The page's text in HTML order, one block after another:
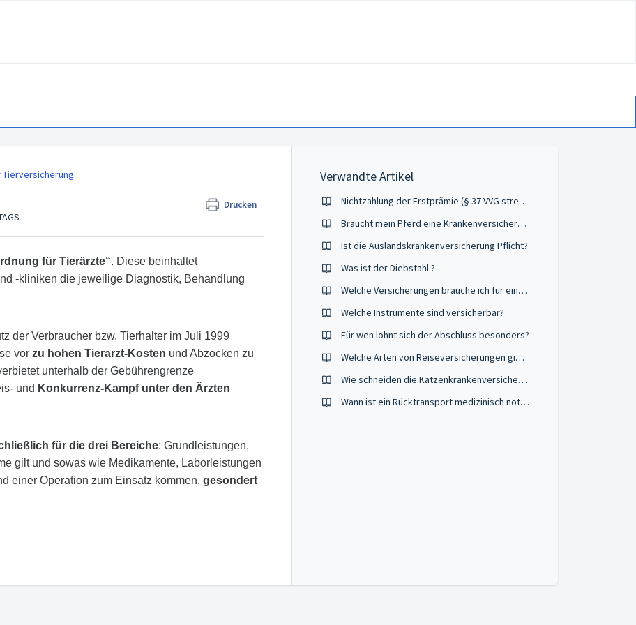
Drucken
für Tierärzte“. Diese beinhaltet
-kliniken die jeweilige Diagnostik, Behandlung
der Verbraucher bzw. Tierhalter im Juli 1999
vor zu hohen Tierarzt-Kosten und Abzocken zu
unterhalb der Gebührengrenze
und Konkurrenz-Kampf unter den Ärzten
für die drei Bereiche: Grundleistungen,
gilt und sowas wie Medikamente, Laborleistungen
einer Operation zum Einsatz kommen, gesondert
Verwandte Artikel
Nichtzahlung der Erstprämie (§ 37 VVG strenge Einlösungsklausel)
Braucht mein Pferd eine Krankenversicherung?
Ist die Auslandskrankenversicherung Pflicht?
Was ist der Diebstahl ?
Welche Versicherungen brauche ich für einen Kurztrip?
Welche Instrumente sind versicherbar?
Für wen lohnt sich der Abschluss besonders?
Welche Arten von Reiseversicherungen gibt es?
Wie schneiden die Katzenkrankenversicherungen im Vergleich ab?
Wann ist ein Rücktransport medizinisch notwendig?